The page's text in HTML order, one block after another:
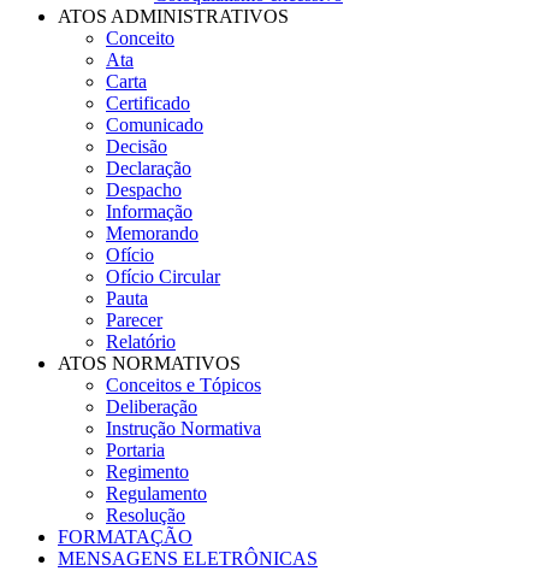
ATOS ADMINISTRATIVOS
Conceito
Ata
Carta
Certificado
Comunicado
Decisão
Declaração
Despacho
Informação
Memorando
Ofício
Ofício Circular
Pauta
Parecer
Relatório
ATOS NORMATIVOS
Conceitos e Tópicos
Deliberação
Instrução Normativa
Portaria
Regimento
Regulamento
Resolução
FORMATAÇÃO
MENSAGENS ELETRÔNICAS